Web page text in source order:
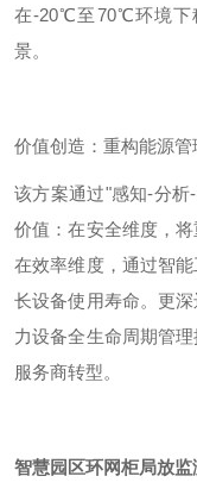
在-20℃至70℃环境下
景。
价值创造：重构能源管
该方案通过"感知-分析-
价值：在安全维度，
在效率维度，通过智
长设备使用寿命。更
力设备全生命周期管
服务商转型。
智慧园区环网柜局放